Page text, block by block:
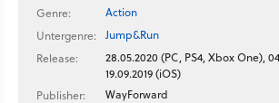
Genre:
Action
Untergenre:
Jump&Run
Release:
28.05.2020 (PC, PS4, Xbox One),
19.09.2019 (iOS)
Publisher:
WayForward